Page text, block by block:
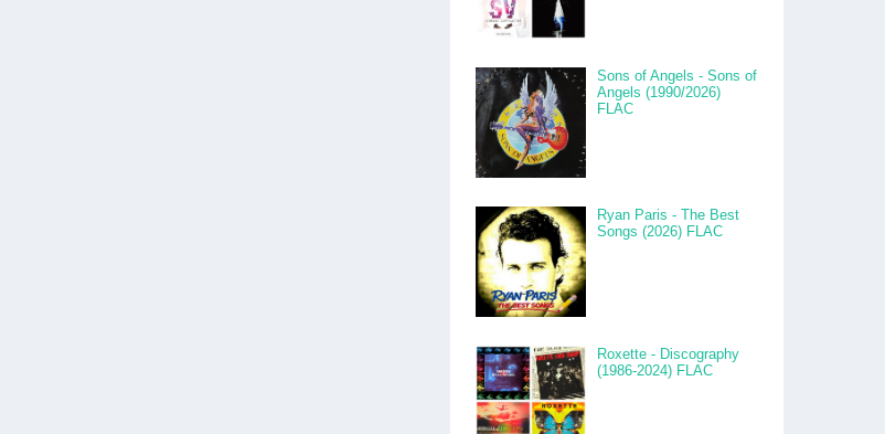
Sons of Angels - Sons of
Angels (1990/2026)
FLAC
Ryan Paris - The Best
Songs (2026) FLAC
Roxette - Discography
(1986-2024) FLAC